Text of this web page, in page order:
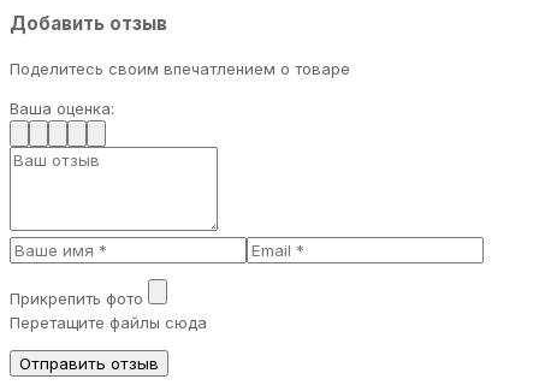
Добавить отзыв
Поделитесь своим впечатлением о товаре
Ваша оценка:
Прикрепить фото
Перетащите файлы сюда
Отправить отзыв